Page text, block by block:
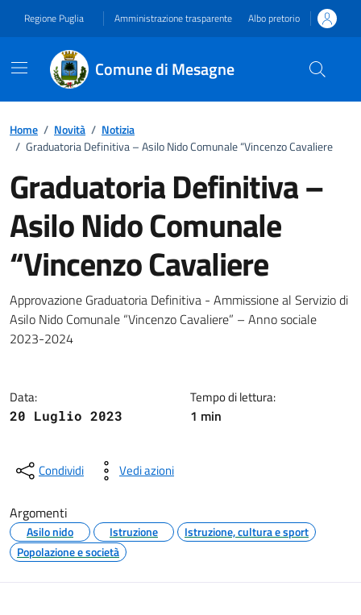
Regione Puglia Amministrazione trasparente Albo pretorio
Comune di Mesagne
Home / Novità / Notizia
/ Graduatoria Definitiva – Asilo Nido Comunale “Vincenzo Cavaliere
Graduatoria Definitiva –
Asilo Nido Comunale
“Vincenzo Cavaliere
Dettagli della notizia
Approvazione Graduatoria Definitiva - Ammissione al Servizio di
Asilo Nido Comunale “Vincenzo Cavaliere” – Anno sociale
2023-2024
Data:
20 Luglio 2023
Tempo di lettura:
1 min
Condividi Vedi azioni
Argomenti
Asilo nido Istruzione
Istruzione, cultura e sport
Popolazione e società